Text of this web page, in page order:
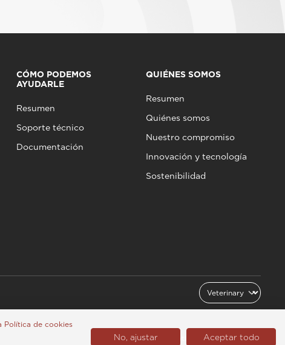
CÓMO PODEMOS
AYUDARLE
Resumen
Soporte técnico
Documentación
QUIÉNES SOMOS
Resumen
Quiénes somos
Nuestro compromiso
Innovación y tecnología
Sostenibilidad
Latinoamérica (Español)
Política de cookies
No, ajustar Aceptar todo